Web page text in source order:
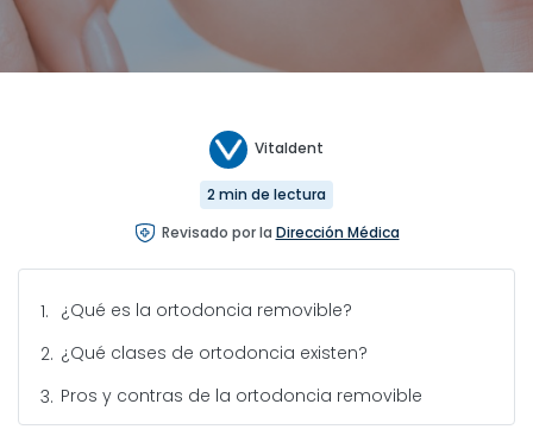
Vitaldent
2 min de lectura
Revisado por la Dirección Médica
¿Qué es la ortodoncia removible?
¿Qué clases de ortodoncia existen?
Pros y contras de la ortodoncia removible